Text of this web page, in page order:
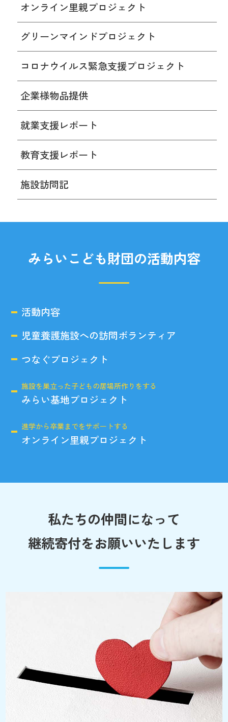
オンライン里親プロジェクト
グリーンマインドプロジェクト
コロナウイルス緊急支援プロジェクト
企業様物品提供
就業支援レポート
教育支援レポート
施設訪問記
みらいこども財団の活動内容
活動内容
児童養護施設への訪問ボランティア
つなぐプロジェクト
施設を巣立った子どもの居場所作りをする
みらい基地プロジェクト
進学から卒業までをサポートする
オンライン里親プロジェクト
私たちの仲間になって
継続寄付をお願いいたします